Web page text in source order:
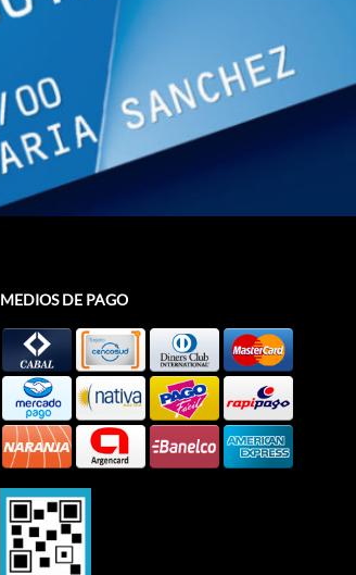
MEDIOS DE PAGO